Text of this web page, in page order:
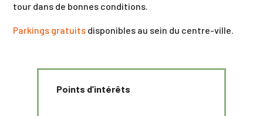
tour dans de bonnes conditions.
Parkings gratuits disponibles au sein du centre-ville.
Points d’intérêts